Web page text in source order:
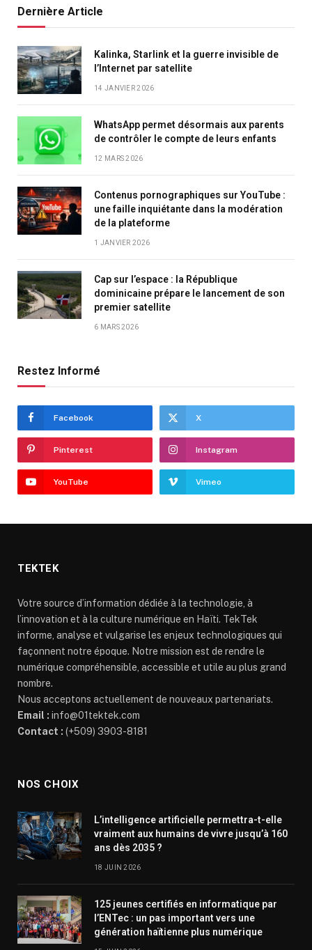
Dernière Article
Kalinka, Starlink et la guerre invisible de
l’Internet par satellite
14 JANVIER 2026
WhatsApp permet désormais aux parents
de contrôler le compte de leurs enfants
12 MARS 2026
Contenus pornographiques sur YouTube :
une faille inquiétante dans la modération
de la plateforme
1 JANVIER 2026
Cap sur l’espace : la République
dominicaine prépare le lancement de son
premier satellite
6 MARS 2026
Restez Informé
Facebook X
Pinterest Instagram
YouTube Vimeo
TEKTEK
Votre source d’information dédiée à la technologie, à
l’innovation et à la culture numérique en Haïti. TekTek
informe, analyse et vulgarise les enjeux technologiques qui
façonnent notre époque. Notre mission est de rendre le
numérique compréhensible, accessible et utile au plus grand
nombre.
Nous acceptons actuellement de nouveaux partenariats.
Email : info@01tektek.com
Contact : (+509) 3903-8181
NOS CHOIX
L’intelligence artificielle permettra-t-elle
vraiment aux humains de vivre jusqu’à 160
ans dès 2035 ?
18 JUIN 2026
125 jeunes certifiés en informatique par
l’ENTec : un pas important vers une
génération haïtienne plus numérique